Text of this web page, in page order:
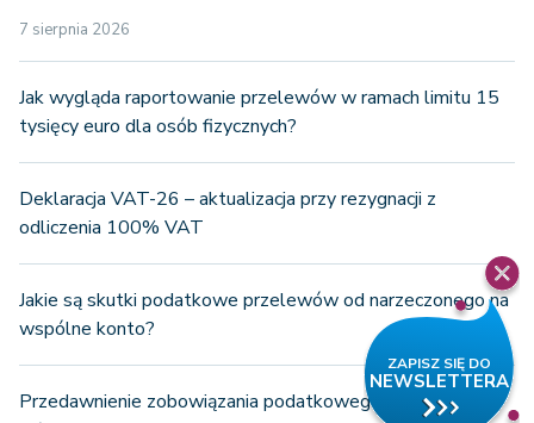
7 sierpnia 2026
Jak wygląda raportowanie przelewów w ramach limitu 15
tysięcy euro dla osób fizycznych?
Deklaracja VAT-26 – aktualizacja przy rezygnacji z
odliczenia 100% VAT
Jakie są skutki podatkowe przelewów od narzeczonego na
wspólne konto?
Przedawnienie zobowiązania podatkowego oraz